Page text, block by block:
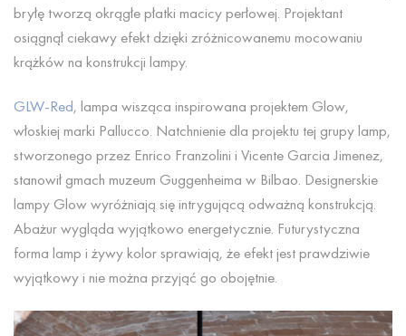
bryłę tworzą okrągłe płatki macicy perłowej. Projektant
osiągnął ciekawy efekt dzięki zróżnicowanemu mocowaniu
krążków na konstrukcji lampy.
GLW-Red, lampa wisząca inspirowana projektem Glow,
włoskiej marki Pallucco. Natchnienie dla projektu tej grupy lamp,
stworzonego przez Enrico Franzolini i Vicente Garcia Jimenez,
stanowił gmach muzeum Guggenheima w Bilbao. Designerskie
lampy Glow wyróżniają się intrygującą odważną konstrukcją.
Abażur wygląda wyjątkowo energetycznie. Futurystyczna
forma lamp i żywy kolor sprawiają, że efekt jest prawdziwie
wyjątkowy i nie można przyjąć go obojętnie.